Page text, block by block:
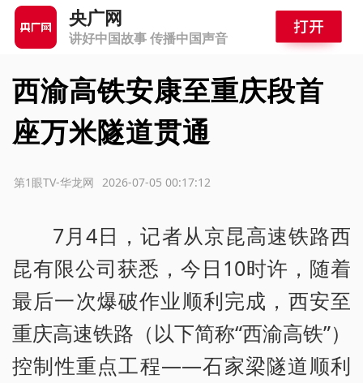
央广网
讲好中国故事 传播中国声音
西渝高铁安康至重庆段首
座万米隧道贯通
2026-07-05 00:17:12
第1眼TV-华龙网
7月4日，记者从京昆高速铁路西
昆有限公司获悉，今日10时许，随着
最后一次爆破作业顺利完成，西安至
重庆高速铁路（以下简称“西渝高铁”）
控制性重点工程——石家梁隧道顺利